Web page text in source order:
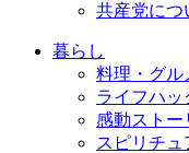
共産党につ
暮らし
料理・グル
ライフハッ
感動ストー
スピリチュ